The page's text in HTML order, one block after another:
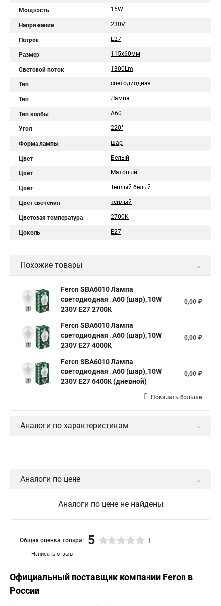
Мощность 15W
Напряжение 230V
Патрон E27
Размер 115х60мм
Световой поток 1300Lm
Тип светодиодная
Тип Лампа
Тип колбы A60
Угол 220°
Форма лампы шар
Цвет Белый
Цвет Матовый
Цвет Теплый белый
Цвет свечения теплый
Цветовая температура 2700K
Цоколь E27
Похожие товары
Feron SBA6010 Лампа
светодиодная , A60 (шар), 10W
230V E27 2700К
0,00 ₽
Feron SBA6010 Лампа
светодиодная , A60 (шар), 10W
230V E27 4000К
0,00 ₽
Feron SBA6010 Лампа
светодиодная , A60 (шар), 10W
230V E27 6400К (дневной)
0,00 ₽
Показать больше
Аналоги по характеристикам
Аналоги по цене
Аналоги по цене не найдены
Написать отзыв
Общая оценка товара: 5 1
Официальный поставщик компании Feron в
России